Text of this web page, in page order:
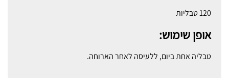
120 טבליות
אופן שימוש:
טבליה אחת ביום, ללעיסה לאחר הארוחה.